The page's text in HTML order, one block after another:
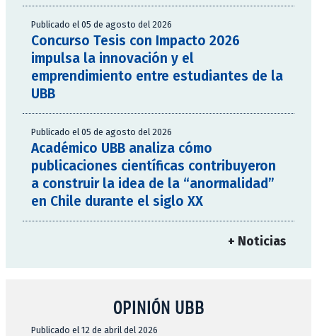
Publicado el 05 de agosto del 2026
Concurso Tesis con Impacto 2026
impulsa la innovación y el
emprendimiento entre estudiantes de la
UBB
Publicado el 05 de agosto del 2026
Académico UBB analiza cómo
publicaciones científicas contribuyeron
a construir la idea de la “anormalidad”
en Chile durante el siglo XX
+ Noticias
OPINIÓN UBB
Publicado el 12 de abril del 2026